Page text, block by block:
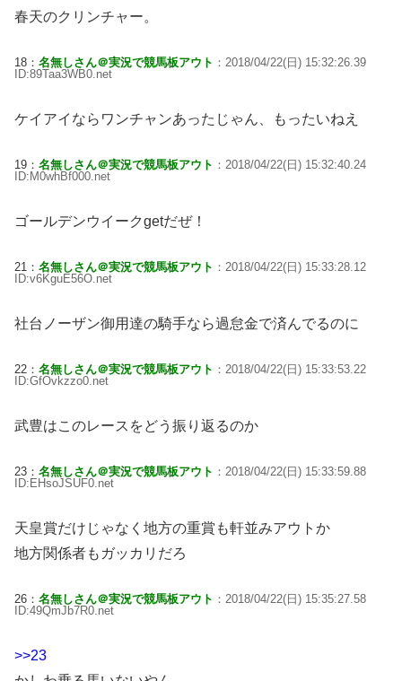
春天のクリンチャー。
18： 名無しさん＠実況で競馬板アウト ：2018/04/22(日) 15:32:26.39
ID:89Taa3WB0.net
ケイアイならワンチャンあったじゃん、もったいねえ
19： 名無しさん＠実況で競馬板アウト ：2018/04/22(日) 15:32:40.24
ID:M0whBf000.net
ゴールデンウイークgetだぜ！
21： 名無しさん＠実況で競馬板アウト ：2018/04/22(日) 15:33:28.12
ID:v6KguE56O.net
社台ノーザン御用達の騎手なら過怠金で済んでるのに
22： 名無しさん＠実況で競馬板アウト ：2018/04/22(日) 15:33:53.22
ID:GfOvkzzo0.net
武豊はこのレースをどう振り返るのか
23： 名無しさん＠実況で競馬板アウト ：2018/04/22(日) 15:33:59.88
ID:EHsoJSUF0.net
天皇賞だけじゃなく地方の重賞も軒並みアウトか
地方関係者もガッカリだろ
26： 名無しさん＠実況で競馬板アウト ：2018/04/22(日) 15:35:27.58
ID:49QmJb7R0.net
>>23